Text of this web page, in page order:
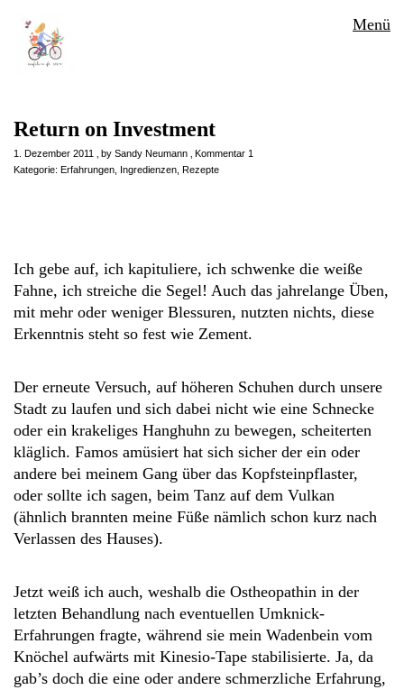
Menü
Return on Investment
1. Dezember 2011 by Sandy Neumann
Kommentar 1
Kategorie: Erfahrungen Ingredienzen Rezepte
Ich gebe auf, ich kapituliere, ich schwenke die weiße
Fahne, ich streiche die Segel! Auch das jahrelange Üben,
mit mehr oder weniger Blessuren, nutzten nichts, diese
Erkenntnis steht so fest wie Zement.
Der erneute Versuch, auf höheren Schuhen durch unsere
Stadt zu laufen und sich dabei nicht wie eine Schnecke
oder ein krakeliges Hanghuhn zu bewegen, scheiterten
kläglich. Famos amüsiert hat sich sicher der ein oder
andere bei meinem Gang über das Kopfsteinpflaster,
oder sollte ich sagen, beim Tanz auf dem Vulkan
(ähnlich brannten meine Füße nämlich schon kurz nach
Verlassen des Hauses).
Jetzt weiß ich auch, weshalb die Ostheopathin in der
letzten Behandlung nach eventuellen Umknick-
Erfahrungen fragte, während sie mein Wadenbein vom
Knöchel aufwärts mit Kinesio-Tape stabilisierte. Ja, da
gab’s doch die eine oder andere schmerzliche Erfahrung,